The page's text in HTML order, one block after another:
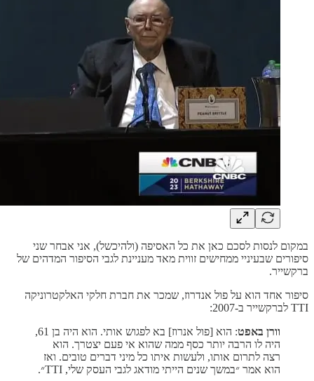
במקום לנסות לסכם כאן את כל האסיפה (ולהיכשל), אני אבחר שני
סיפורים שבעיניי ממחישים זווית מאד מעניינת לגבי הסיפור המדהים של
ברקשייר.
סיפור אחד הוא על פול אנדרוז, שמכר את חברת חלקי האלקטרוניקה
TTI לברקשייר ב-2007:
וורן באפט
: הוא [פול אנרוז] בא לפגוש אותי. הוא היה בן 61,
היה לו הרבה יותר כסף ממה שהוא אי פעם יצטרך. הוא
רצה לתרום אותו, ולעשות איתו כל מיני דברים טובים. ואז
הוא אמר ״במשך שנים הייתי מודאג לגבי העסק שלי, TTI״.